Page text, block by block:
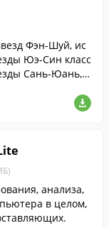
Фэн-Шуй, ис
Юэ-Син класс
Сань-Юань, Б
звезды года,
анализа,
в целом,